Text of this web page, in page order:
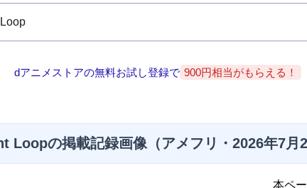
dアニメストアの無料お試し登録で 900円相当がもらえる！
Loopの掲載記録画像（アメフリ・2026年7月
本ペ